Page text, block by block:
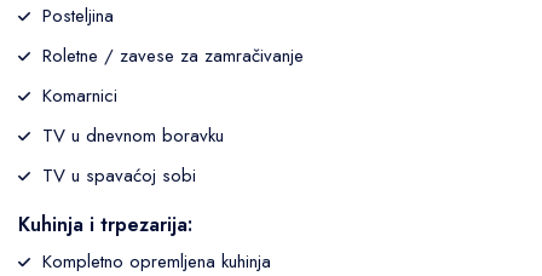
Posteljina
Roletne / zavese za zamračivanje
Komarnici
TV u dnevnom boravku
TV u spavaćoj sobi
Kuhinja i trpezarija:
Kompletno opremljena kuhinja